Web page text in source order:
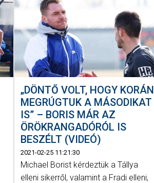
„DÖNTŐ VOLT, HOGY KORÁN
MEGRÚGTUK A MÁSODIKAT
IS” – BORIS MÁR AZ
ÖRÖKRANGADÓRÓL IS
BESZÉLT (VIDEÓ)
2021-02-25 11:21:30
Michael Borist kérdeztük a Tállya
elleni sikerről, valamint a Fradi elleni,